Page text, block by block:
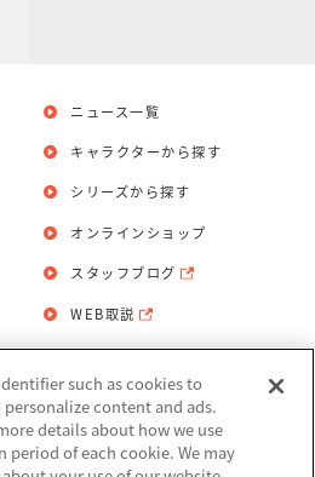
ニュース一覧
キャラクターから探す
シリーズから探す
オンラインショップ
スタッフブログ
WEB取説
個人情報保護方針
such as cookies to
content and ads.
details about how we use
of each cookie. We may